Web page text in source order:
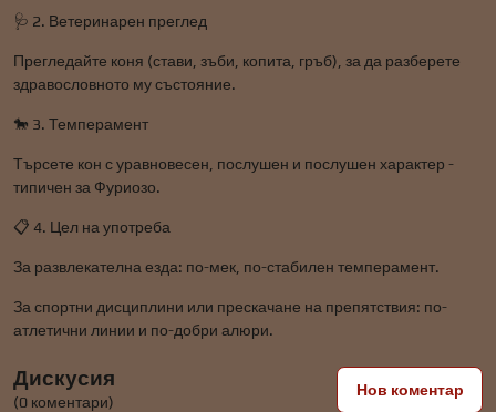
🩺 2. Ветеринарен преглед
Прегледайте коня (стави, зъби, копита, гръб), за да разберете
здравословното му състояние.
🐎 3. Темперамент
Търсете кон с уравновесен, послушен и послушен характер -
типичен за Фуриозо.
📋 4. Цел на употреба
За развлекателна езда: по-мек, по-стабилен темперамент.
За спортни дисциплини или прескачане на препятствия: по-
атлетични линии и по-добри алюри.
Дискусия
(0 коментари)
Нов коментар